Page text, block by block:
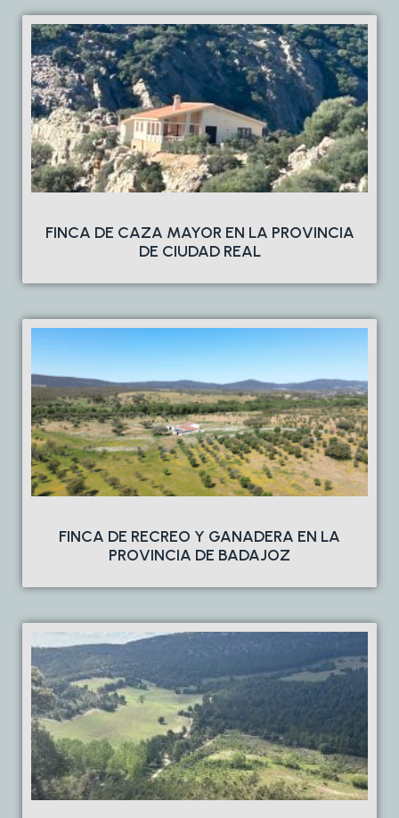
FINCA DE CAZA MAYOR EN LA PROVINCIA
DE CIUDAD REAL
FINCA DE RECREO Y GANADERA EN LA
PROVINCIA DE BADAJOZ